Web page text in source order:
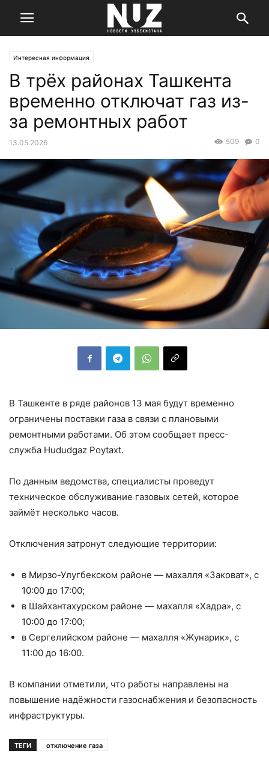
Интересная информация
В трёх районах Ташкента
временно отключат газ из-
за ремонтных работ
13.05.2026 0
509
В Ташкенте в ряде районов 13 мая будут временно
ограничены поставки газа в связи с плановыми
ремонтными работами. Об этом сообщает пресс-
служба Hududgaz Poytaxt.
По данным ведомства, специалисты проведут
техническое обслуживание газовых сетей, которое
займёт несколько часов.
Отключения затронут следующие территории:
в Мирзо-Улугбекском районе — махалля «Заковат», с
10:00 до 17:00;
в Шайхантахурском районе — махалля «Хадра», с
10:00 до 17:00;
в Сергелийском районе — махалля «Жунарик», с
11:00 до 16:00.
В компании отметили, что работы направлены на
повышение надёжности газоснабжения и безопасность
инфраструктуры.
ТЕГИ отключение газа